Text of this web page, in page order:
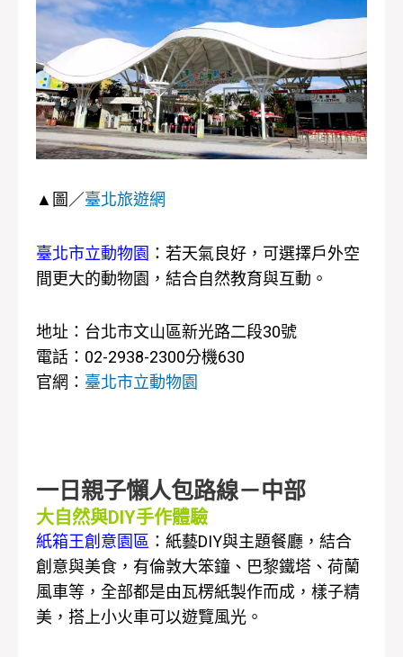
▲圖／臺北旅遊網
臺北市立動物園 ：若天氣良好，可選擇戶外空
間更大的動物園，結合自然教育與互動。
地址：台北市文山區新光路二段30號
電話：02-2938-2300分機630
官網： 臺北市立動物園
一日親子懶人包路線－中部
大自然與DIY手作體驗
紙箱王創意園區 ：紙藝DIY與主題餐廳，結合
創意與美食，有倫敦大笨鐘、巴黎鐵塔、荷蘭
風車等，全部都是由瓦楞紙製作而成，樣子精
美，搭上小火車可以遊覽風光。